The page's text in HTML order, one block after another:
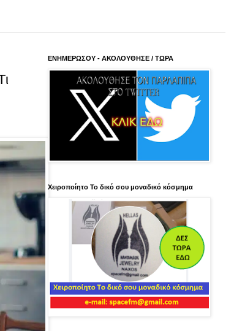
ΕΝΗΜΕΡΩΣΟΥ - ΑΚΟΛΟΥΘΗΣΕ / ΤΩΡΑ
Χειροποίητο Το δικό σου μοναδικό κόσμημα